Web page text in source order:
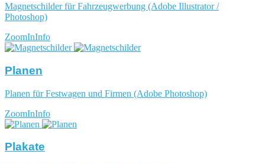
Magnetschilder für Fahrzeugwerbung (Adobe Illustrator /
Photoshop)
ZoomInInfo
Planen
Planen für Festwagen und Firmen (Adobe Photoshop)
ZoomInInfo
Plakate